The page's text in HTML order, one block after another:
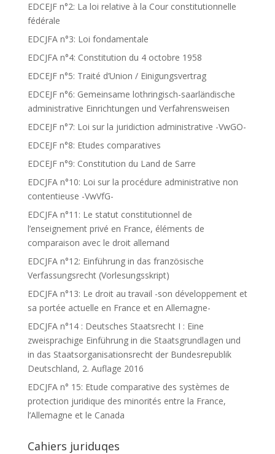
EDCEJF n°2: La loi relative à la Cour constitutionnelle
fédérale
EDCJFA n°3: Loi fondamentale
EDCJFA n°4: Constitution du 4 octobre 1958
EDCEJF n°5: Traité d’Union / Einigungsvertrag
EDCEJF n°6: Gemeinsame lothringisch-saarländische
administrative Einrichtungen und Verfahrensweisen
EDCEJF n°7: Loi sur la juridiction administrative -VwGO-
EDCEJF n°8: Etudes comparatives
EDCEJF n°9: Constitution du Land de Sarre
EDCJFA n°10: Loi sur la procédure administrative non
contentieuse -VwVfG-
EDCJFA n°11: Le statut constitutionnel de
l’enseignement privé en France, éléments de
comparaison avec le droit allemand
EDCJFA n°12: Einführung in das französische
Verfassungsrecht (Vorlesungsskript)
EDCJFA n°13: Le droit au travail -son développement et
sa portée actuelle en France et en Allemagne-
EDCJFA n°14 : Deutsches Staatsrecht I : Eine
zweisprachige Einführung in die Staatsgrundlagen und
in das Staatsorganisationsrecht der Bundesrepublik
Deutschland, 2. Auflage 2016
EDCJFA n° 15: Etude comparative des systèmes de
protection juridique des minorités entre la France,
l’Allemagne et le Canada
Cahiers juriduqes